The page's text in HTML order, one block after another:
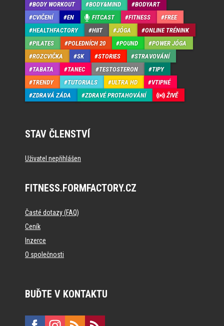
BODY WORKOUT
BODY&MIND
BODYART
CVIČENÍ
EN FITCAST FITNESS
FREE
HEALTHFACTORY
HIIT JÓGA
ONLINE TRÉNINK
PILATES
POLEDNÍCH 20 POUND
POWER JÓGA
ROZCVIČKA
SK STORIES
STRAVOVÁNÍ
TABATA
TANEC TESTOSTERON
TIPY
TRENDY
TUTORIALS ULTRA HD
VTIPNÉ
ZDRAVÁ ZÁDA
ZDRAVÉ PROTAHOVÁNÍ ŽIVĚ
STAV ČLENSTVÍ
Uživatel nepřihlášen
FITNESS.FORMFACTORY.CZ
Časté dotazy (FAQ)
Ceník
Inzerce
O společnosti
BUĎTE V KONTAKTU